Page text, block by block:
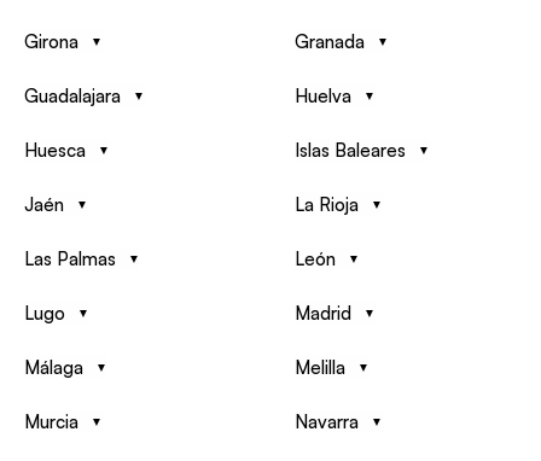
Girona Granada
Guadalajara Huelva
Huesca Islas Baleares
Jaén La Rioja
Las Palmas León
Lugo Madrid
Málaga Melilla
Murcia Navarra